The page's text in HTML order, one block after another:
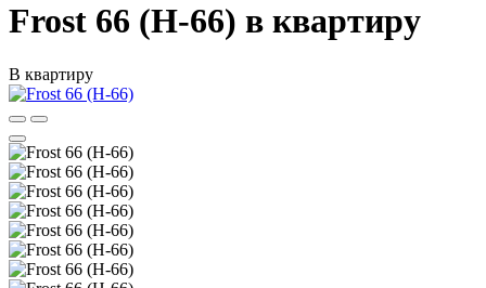
Frost 66 (Н-66) в квартиру
В квартиру